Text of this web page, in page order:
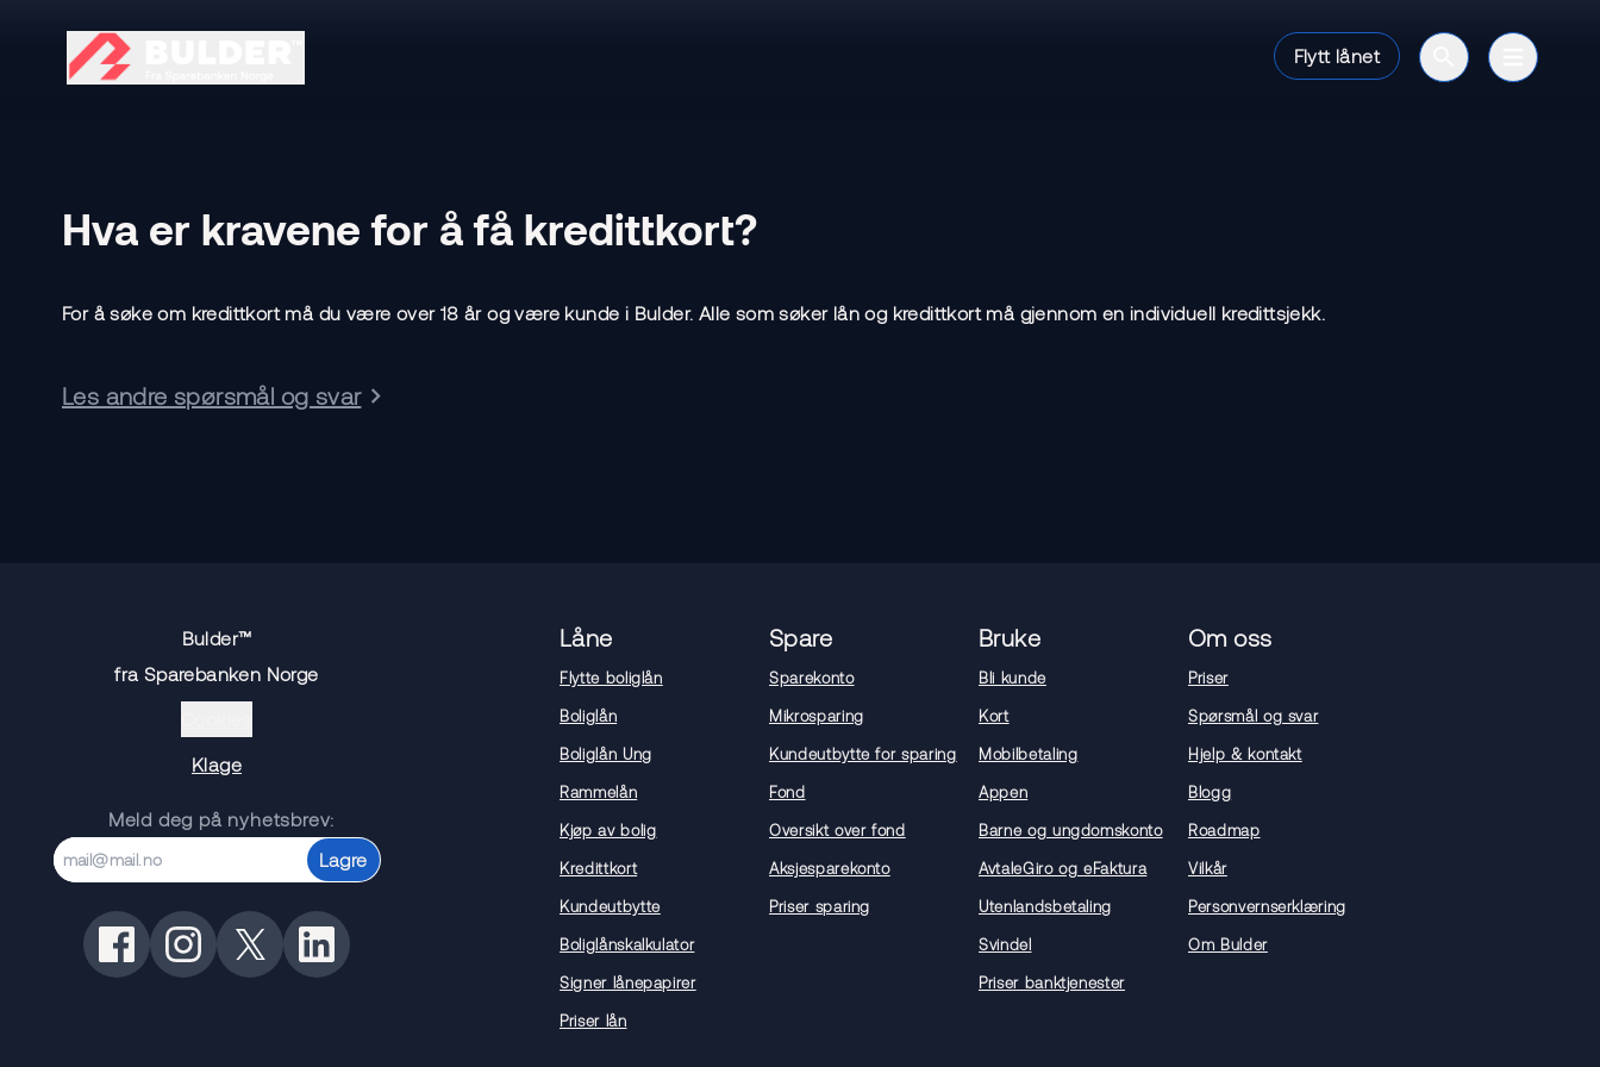
Flytt lånet
Open search bar
Open
Hva er kravene for å få kredittkort?
For å søke om kredittkort må du være over 18 år og være kunde i Bulder. Alle som søker lån og kredittkort må gjennom en individuell kredittsjekk.
Les andre spørsmål og svar
Bulder™
fra Sparebanken Norge
Klage
Meld deg på nyhetsbrev:
Lagre
Låne
Flytte boliglån
Boliglån
Boliglån Ung
Rammelån
Kjøp av bolig
Kredittkort
Kundeutbytte
Boliglånskalkulator
Signer lånepapirer
Priser lån
Spare
Sparekonto
Mikrosparing
Kundeutbytte for sparing
Fond
Oversikt over fond
Aksjesparekonto
Priser sparing
Bruke
Bli kunde
Kort
Mobilbetaling
Appen
Barne og ungdomskonto
AvtaleGiro og eFaktura
Utenlandsbetaling
Svindel
Priser banktjenester
Om oss
Priser
Spørsmål og svar
Hjelp & kontakt
Blogg
Roadmap
Vilkår
Personvernserklæring
Om Bulder